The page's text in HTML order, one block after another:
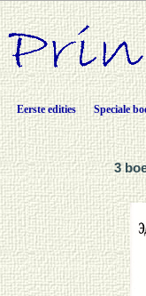
Eerste edities Speciale
3